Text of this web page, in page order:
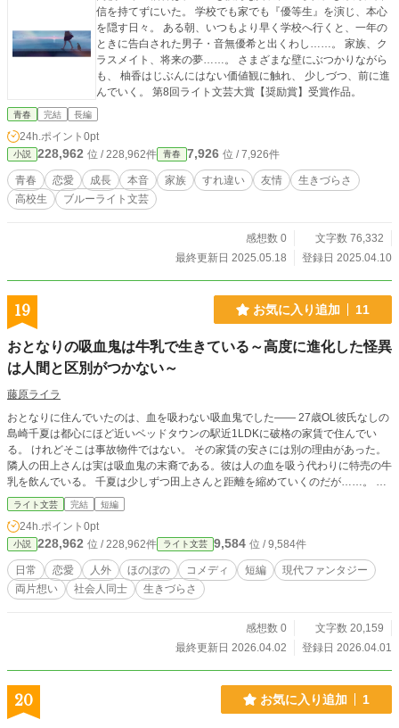
信を持てずにいた。 学校でも家でも『優等生』を演じ、本心
を隠す日々。 ある朝、いつもより早く学校へ行くと、一年の
ときに告白された男子・音無優希と出くわし……。 家族、ク
ラスメイト、将来の夢……。 さまざまな壁にぶつかりながら
も、 柚香はじぶんにはない価値観に触れ、 少しづつ、前に進
んでいく。 第8回ライト文芸大賞【奨励賞】受賞作品。
青春 完結 長編
24h.ポイント 0pt
小説 228,962 位 / 228,962件 青春 7,926 位 / 7,926件
青春 恋愛 成長 本音 家族 すれ違い 友情
生きづらさ
高校生
ブルーライト文芸
感想数 0
文字数 76,332
最終更新日 2025.05.18
登録日 2025.04.10
19 お気に入り追加 11
おとなりの吸血鬼は牛乳で生きている～高度に進化した怪異
は人間と区別がつかない～
藤原ライラ
おとなりに住んでいたのは、血を吸わない吸血鬼でした―― 27歳OL彼氏なしの
島崎千夏は都心にほど近いベッドタウンの駅近1LDKに破格の家賃で住んでい
る。 けれどそこは事故物件ではない。 その家賃の安さには別の理由があった。
隣人の田上さんは実は吸血鬼の末裔である。彼は人の血を吸う代わりに特売の牛
乳を飲んでいる。 千夏は少しずつ田上さんと距離を縮めていくのだが……。 自
己肯定感低めOL×1/8だけの吸血鬼 壁一枚隔てた不思議な隣人関係のちょっと変
わったラブコメディ ※他サイトでも掲載しています※ ★第9回ライト文芸大
賞 奨励賞★ 応援いただきありがとうございました！！
ライト文芸 完結 短編
24h.ポイント 0pt
小説 228,962 位 / 228,962件 ライト文芸 9,584 位 / 9,584件
日常 恋愛 人外 ほのぼの コメディ 短編
現代ファンタジー
両片想い
社会人同士 生きづらさ
感想数 0
文字数 20,159
最終更新日 2026.04.02
登録日 2026.04.01
20 お気に入り追加 1